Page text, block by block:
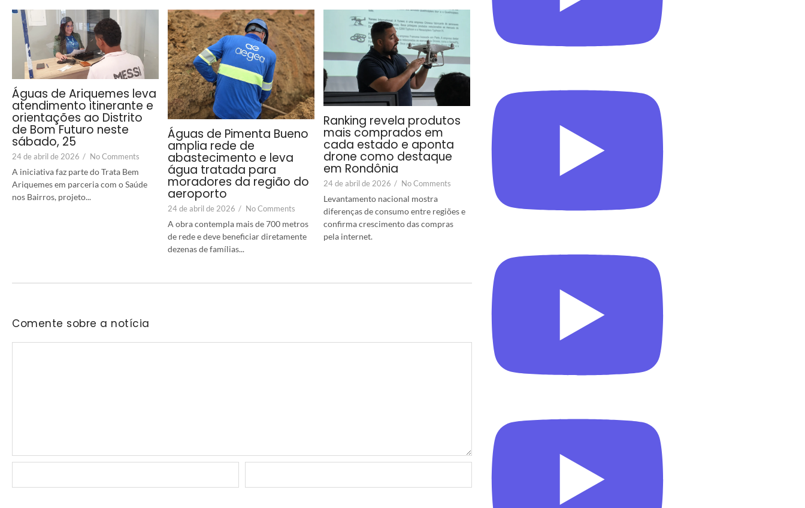
Águas de Ariquemes leva
atendimento itinerante e
orientações ao Distrito
de Bom Futuro neste
sábado, 25
24 de abril de 2026 / No Comments
A iniciativa faz parte do Trata Bem
Ariquemes em parceria com o Saúde
nos Bairros, projeto...
Águas de Pimenta Bueno
amplia rede de
abastecimento e leva
água tratada para
moradores da região do
aeroporto
24 de abril de 2026 / No Comments
A obra contempla mais de 700 metros
de rede e deve beneficiar diretamente
dezenas de famílias...
Ranking revela produtos
mais comprados em
cada estado e aponta
drone como destaque
em Rondônia
24 de abril de 2026 / No Comments
Levantamento nacional mostra
diferenças de consumo entre regiões e
confirma crescimento das compras
pela internet.
Comente sobre a notícia